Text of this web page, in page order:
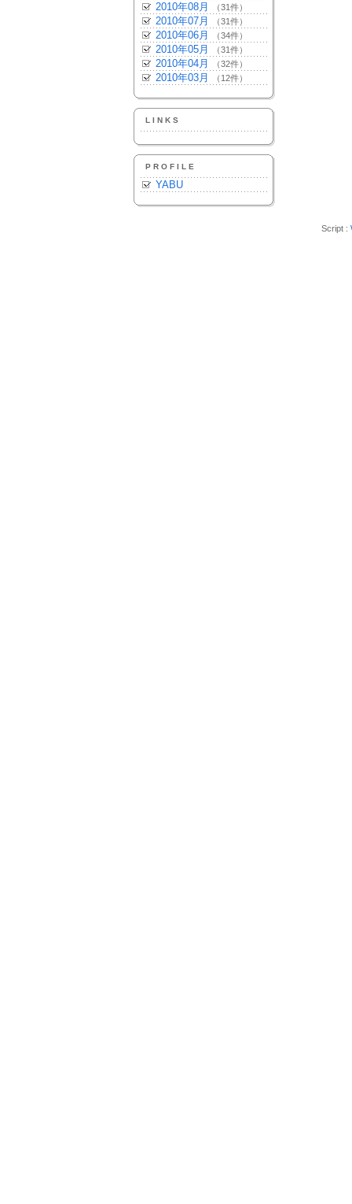
2010年08月 （31件）
2010年07月 （31件）
2010年06月 （34件）
2010年05月 （31件）
2010年04月 （32件）
2010年03月 （12件）
LINKS
PROFILE
YABU
Script :